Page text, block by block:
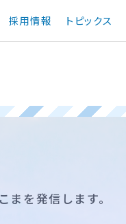
採用情報 トピックス
を発信します。